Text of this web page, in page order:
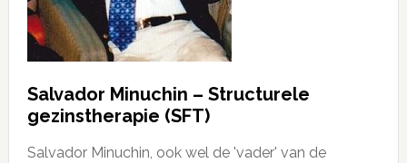
Salvador Minuchin – Structurele
gezinstherapie (SFT)
Salvador Minuchin, ook wel de 'vader' van de